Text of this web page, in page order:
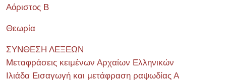
Αόριστος Β
Θεωρία
ΣΥΝΘΕΣΗ ΛΕΞΕΩΝ
Μεταφράσεις κειμένων Αρχαίων Ελληνικών
Ιλιάδα Εισαγωγή και μετάφραση ραψωδίας Α